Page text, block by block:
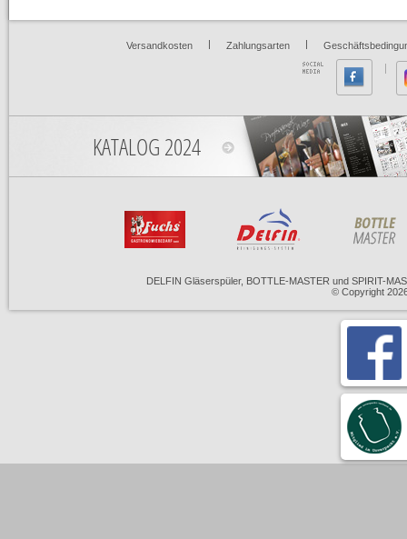
Versandkosten | Zahlungsarten |
KATALOG 2024
DELFIN Gläserspüler, BOTTLE-MASTER und SPIRIT-
© Copyright